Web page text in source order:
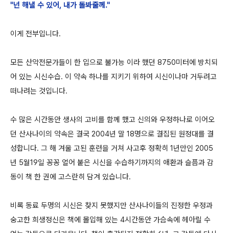
"넌 해낼 수 있어, 내가 돌봐줄께."
이게 전부입니다.
모든 산악전문가들이 한 입으로 불가능 이라 했던 8750미터에 방치되
어 있는 시신수습. 이 약속 하나를 지키기 위하여 시신이나마 거두려고
떠나려는 것입니다.
수 많은 시간동안 생사의 고비를 함께 했고 신의와 우정하나로 이어오
던 산사나이의 약속은 결국 2004년 말 18명으로 결집된 원정대를 결
성합니다. 그 해 겨울 고된 훈련을 거쳐 사고후 정확히 1년만인 2005
년 5월19일 꽁꽁 얼어 붙은 시신을 수습하기까지의 애환과 슬픔과 감
동이 책 한 권에 고스란히 담겨 있습니다.
비록 동료 두명의 시신은 찾지 못했지만 산사나이들의 진정한 우정과
숭고한 희생정신은 책에 몰입해 있는 4시간동안 가슴속에 헤아릴 수